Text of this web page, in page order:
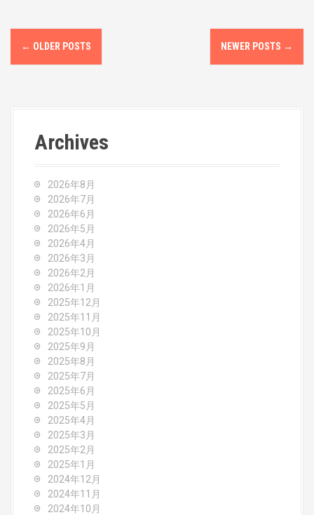
P
o
← OLDER POSTS NEWER POSTS →
Archives
2026年8月
2026年7月
2026年6月
2026年5月
2026年4月
2026年3月
2026年2月
2026年1月
2025年12月
2025年11月
2025年10月
2025年9月
2025年8月
2025年7月
2025年6月
2025年5月
2025年4月
2025年3月
2025年2月
2025年1月
2024年12月
2024年11月
2024年10月